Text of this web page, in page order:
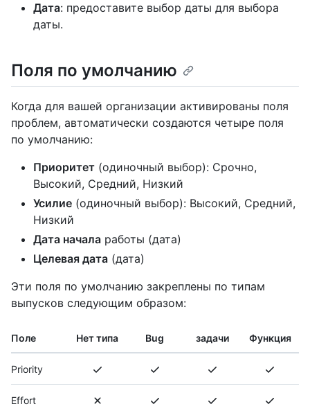
Дата: предоставите выбор даты для выбора
даты.
Поля по умолчанию
Когда для вашей организации активированы поля
проблем, автоматически создаются четыре поля
по умолчанию:
Приоритет (одиночный выбор): Срочно,
Высокий, Средний, Низкий
Усилие (одиночный выбор): Высокий, Средний,
Низкий
Дата начала работы (дата)
Целевая дата (дата)
Эти поля по умолчанию закреплены по типам
выпусков следующим образом:
Поле Нет типа Bug задачи Функция
Priority
Effort